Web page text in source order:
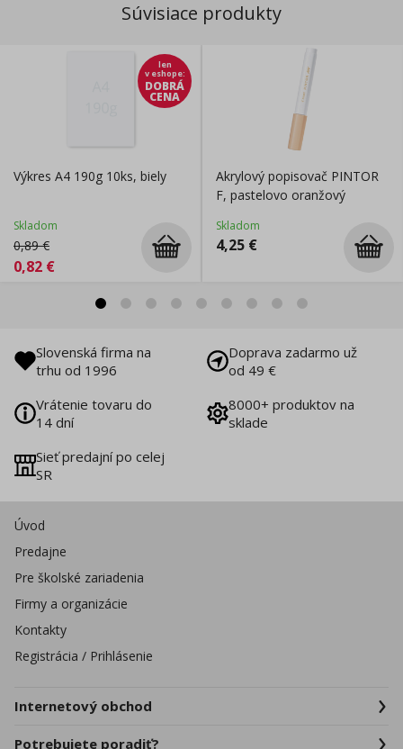
Súvisiace produkty
len
v eshope:
DOBRÁ
CENA
Výkres A4 190g 10ks, biely
Skladom
0,89€
0,82 €
Akrylový popisovač PINTOR
F, pastelovo oranžový
Skladom
4,25 €
Slovenská firma na
trhu od 1996
Doprava zadarmo už
od 49 €
Vrátenie tovaru do
14 dní
8000+ produktov na
sklade
Sieť predajní po celej
SR
Úvod
Predajne
Pre školské zariadenia
Firmy a organizácie
Kontakty
Registrácia / Prihlásenie
Internetový obchod
Potrebujete poradiť?